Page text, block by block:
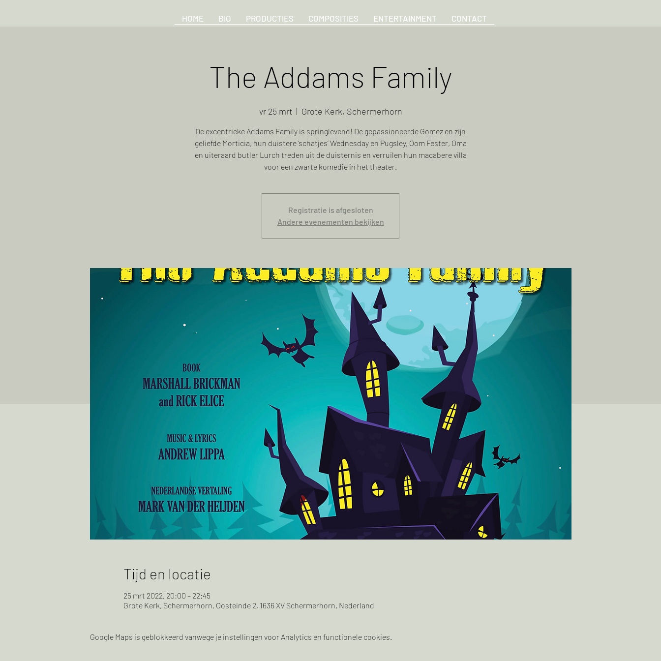
HOME BIO PRODUCTIES COMPOSITIES ENTERTAINMENT CONTACT
The Addams Family
vr 25 mrt
  |
Grote Kerk, Schermerhorn
De excentrieke Addams Family is springlevend! De gepassioneerde Gomez en zijn
geliefde Morticia, hun duistere ‘schatjes’ Wednesday en Pugsley, Oom Fester, Oma
en uiteraard butler Lurch treden uit de duisternis en verruilen hun macabere villa
voor een zwarte komedie in het theater.
Registratie is afgesloten
Andere evenementen bekijken
Tijd en locatie
25 mrt 2022, 20:00 – 22:45
Grote Kerk, Schermerhorn, Oosteinde 2, 1636 XV Schermerhorn, Nederland
Google Maps is geblokkeerd vanwege je instellingen voor Analytics en functionele cookies.